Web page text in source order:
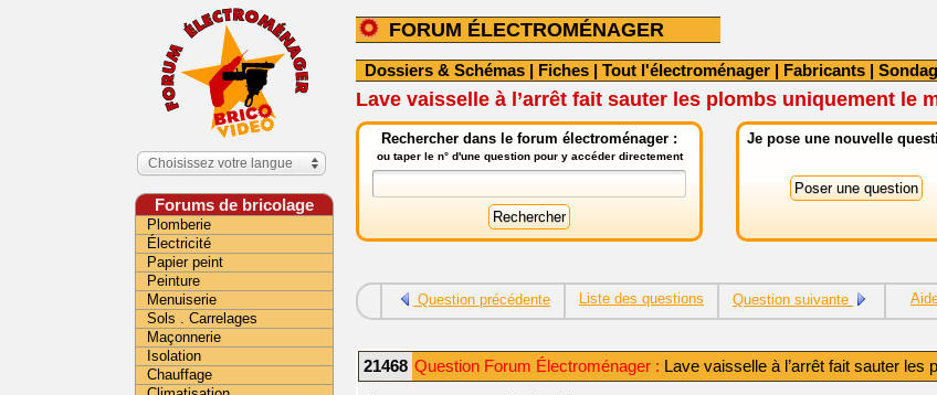
FORUM ÉLECTROMÉNAGER
Dossiers & Schémas | Fiches | Tout l'électroménager | Fabricants |
Lave vaisselle à l’arrêt fait sauter les plombs uniquement le
Rechercher dans le forum électroménager :
ou taper le n° d'une question pour y accéder directement
Je pose une nouvelle
Question précédente Liste des questions Question suivante
21468 Question Forum Électroménager : Lave vaisselle à l’arrêt fait sauter les
Choisissez votre langue
Forums de bricolage
Plomberie
Électricité
Papier peint
Peinture
Menuiserie
Sols . Carrelages
Maçonnerie
Isolation
Chauffage